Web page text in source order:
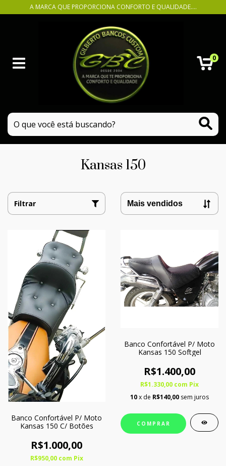
A MARCA QUE PROPORCIONA CONFORTO E QUALIDADE....
0
Kansas 150
Filtrar
Banco Confortável P/ Moto
Kansas 150 C/ Botões
R$1.000,00
R$950,00 com Pix
Banco Confortável P/ Moto
Kansas 150 Softgel
R$1.400,00
R$1.330,00 com Pix
10x de R$140,00 sem juros
COMPRAR